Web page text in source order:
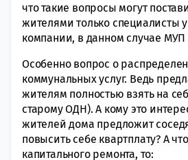
что такие вопросы могут
жителями только специалисты
компании, в данном случае
Особенно вопрос о
коммунальных услуг. Ведь
жителям полностью взять на
старому ОДН). А кому это
жителей дома предложит
повысить себе квартплату? А
капитального ремонта, то: